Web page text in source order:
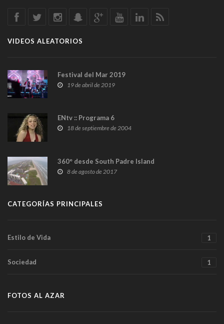
VIDEOS ALEATORIOS
Festival del Mar 2019
19 de abril de 2019
ENtv :: Programa 6
18 de septiembre de 2004
360° desde South Padre Island
8 de agosto de 2017
CATEGORÍAS PRINCIPALES
Estilo de Vida 1
Sociedad 1
FOTOS AL AZAR